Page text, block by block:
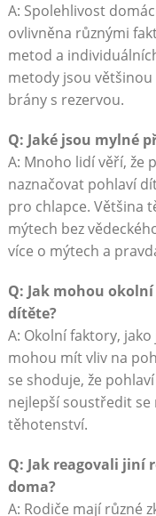
A: Spolehlivost
ovlivněna různými
metod a
metody jsou
brány s rezervou.
Q: Jaké jsou mylné
A: Mnoho lidí věří, že
naznačovat pohlaví
pro chlapce. Většina
mýtech bez
více o mýtech a
Q: Jak mohou
dítěte?
A: Okolní faktory,
mohou mít vliv na
se shoduje, že
nejlepší soustředit se
těhotenství.
Q: Jak reagovali jiní
doma?
A: Rodiče mají různé